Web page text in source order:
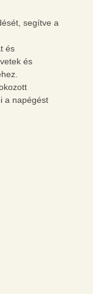
segítve a
és
és
a napégést